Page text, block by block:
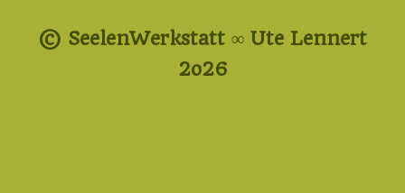
© SeelenWerkstatt ∞ Ute Lennert
2o26